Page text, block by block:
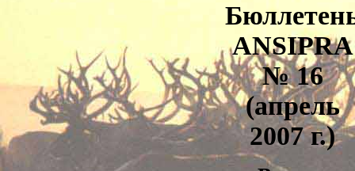
ANSIPRA
№ 16
(апрель
2007 г.)